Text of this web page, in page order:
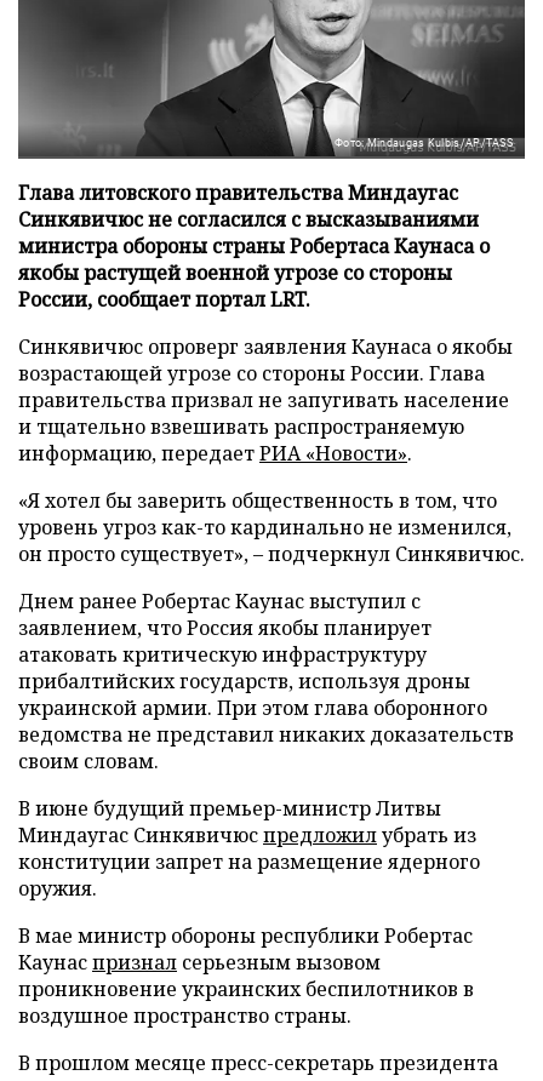
Фото: Mindaugas Kulbis/AP/TASS
Глава литовского правительства Миндаугас
Синкявичюс не согласился с высказываниями
министра обороны страны Робертаса Каунаса о
якобы растущей военной угрозе со стороны
России, сообщает портал LRT.
Синкявичюс опроверг заявления Каунаса о якобы
возрастающей угрозе со стороны России. Глава
правительства призвал не запугивать население
и тщательно взвешивать распространяемую
информацию, передаетРИА «Новости».
«Я хотел бы заверить общественность в том, что
уровень угроз как-то кардинально не изменился,
он просто существует», – подчеркнул Синкявичюс.
Днем ранее Робертас Каунас выступил с
заявлением, что Россия якобы планирует
атаковать критическую инфраструктуру
прибалтийских государств, используя дроны
украинской армии. При этом глава оборонного
ведомства не представил никаких доказательств
своим словам.
В июне будущий премьер-министр Литвы
Миндаугас Синкявичюспредложилубрать из
конституции запрет на размещение ядерного
оружия.
В мае министр обороны республики Робертас
Каунаспризнал серьезным вызовом
проникновение украинских беспилотников в
воздушное пространство страны.
В прошлом месяце пресс-секретарь президента